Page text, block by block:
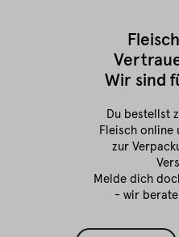
Wir sind
Du bestellst
Fleisch online
zur
Melde dich
- wir